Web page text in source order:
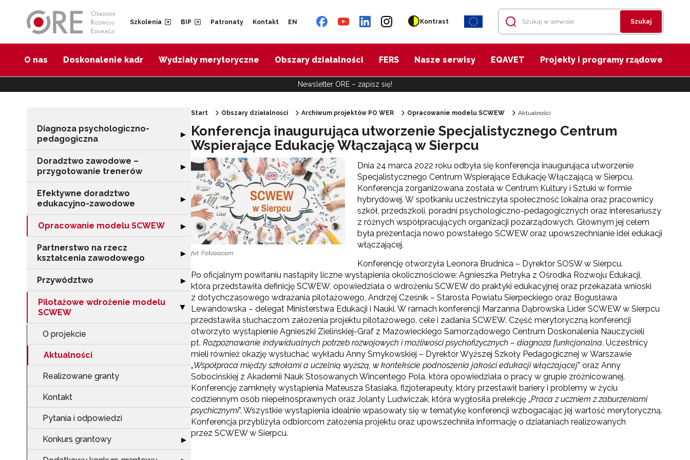
Szkolenia BIP Patronaty Kontakt EN Kontrast Szukaj
O nas Doskonalenie kadr Wydziały merytoryczne Obszary działalności FERS Nasze serwisy EQAVET Projekty i programy rządowe
Newsletter ORE – zapisz się!
Diagnoza psychologiczno-
pedagogiczna
Rozwiń sekcję "Diagnoza psychologiczno-pedagogiczna"
▶
Doradztwo zawodowe –
przygotowanie trenerów
Rozwiń sekcję "Doradztwo zawodowe – przygotowanie trenerów"
▶
Efektywne doradztwo
edukacyjno-zawodowe
Rozwiń sekcję "Efektywne doradztwo edukacyjno-zawodowe"
▶
Opracowanie modelu SCWEW Rozwiń sekcję "Opracowanie modelu SCWEW"
▶
Partnerstwo na rzecz
kształcenia zawodowego
Rozwiń sekcję "Partnerstwo na rzecz kształcenia zawodowego"
▶
Przywództwo Rozwiń sekcję "Przywództwo"
▶
Pilotażowe wdrożenie modelu
SCWEW
Zwiń sekcję "Pilotażowe wdrożenie modelu SCWEW"
▶
O projekcie
Aktualności
Realizowane granty
Kontakt
Pytania i odpowiedzi
Konkurs grantowy Rozwiń sekcję "Konkurs grantowy"
▶
Start Obszary działalności Archiwum projektów PO WER Opracowanie modelu SCWEW Aktualności
Konferencja inaugurująca utworzenie Specjalistycznego Centrum
Wspierające Edukację Włączającą w Sierpcu
fot. Fotolia.com
Dnia 24 marca 2022 roku odbyła się konferencja inaugurująca utworzenie
Specjalistycznego Centrum Wspierające Edukację Włączającą w Sierpcu.
Konferencja zorganizowana została w Centrum Kultury i Sztuki w formie
hybrydowej. W spotkaniu uczestniczyła społeczność lokalna oraz pracownicy
szkół, przedszkoli, poradni psychologiczno-pedagogicznych oraz interesariuszy
z różnych współpracujących organizacji pozarządowych. Głównym jej celem
była prezentacja nowo powstałego SCWEW oraz upowszechnianie idei edukacji
włączającej.
Konferencję otworzyła Leonora Brudnica – Dyrektor SOSW w Sierpcu.
Po oficjalnym powitaniu nastąpiły liczne wystąpienia okolicznościowe: Agnieszka Pietryka z Ośrodka Rozwoju Edukacji,
która przedstawiła definicję SCWEW, opowiedziała o wdrożeniu SCWEW do praktyki edukacyjnej oraz przekazała wnioski
z dotychczasowego wdrażania pilotażowego, Andrzej Cześnik – Starosta Powiatu Sierpeckiego oraz Bogusława
Lewandowska – delegat Ministerstwa Edukacji i Nauki. W ramach konferencji Marzanna Dąbrowska Lider SCWEW w Sierpcu
przedstawiła słuchaczom założenia projektu pilotażowego, cele i zadania SCWEW. Część merytoryczną konferencji
otworzyło wystąpienie Agnieszki Zielińskiej-Graf z Mazowieckiego Samorządowego Centrum Doskonalenia Nauczycieli
pt. Rozpoznawanie indywidualnych potrzeb rozwojowych i możliwości psychofizycznych – diagnoza funkcjonalna. Uczestnicy
mieli również okazję wysłuchać wykładu Anny Smykowskiej – Dyrektor Wyższej Szkoły Pedagogicznej w Warszawie
„Współpraca między szkołami a uczelnią wyższą, w kontekście podnoszenia jakości edukacji włączającej” oraz Anny
Sobocińskiej z Akademii Nauk Stosowanych Wincentego Pola, która opowiedziała o pracy w grupie zróżnicowanej.
Konferencję zamknęły wystąpienia Mateusza Stasiaka, fizjoterapeuty, który przestawił bariery i problemy w życiu
codziennym osób niepełnosprawnych oraz Jolanty Ludwiczak, która wygłosiła prelekcję „Praca z uczniem z zaburzeniami
psychicznymi”. Wszystkie wystąpienia idealnie wpasowały się w tematykę konferencji wzbogacając jej wartość merytoryczną.
Konferencja przybliżyła odbiorcom założenia projektu oraz upowszechniła informację o działaniach realizowanych
przez SCWEW w Sierpcu.